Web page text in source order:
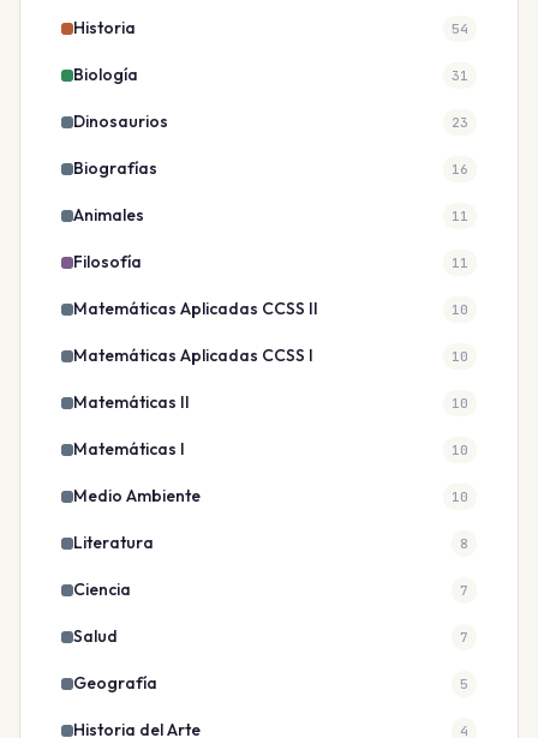
Historia 54
Biología 31
Dinosaurios 23
Biografías 16
Animales 11
Filosofía 11
Matemáticas Aplicadas CCSS II 10
Matemáticas Aplicadas CCSS I 10
Matemáticas II 10
Matemáticas I 10
Medio Ambiente 10
Literatura 8
Ciencia 7
Salud 7
Geografía 5
Historia del Arte 4